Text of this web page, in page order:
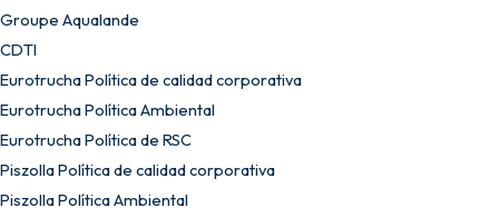
Groupe Aqualande
CDTI
Eurotrucha Política de calidad corporativa
Eurotrucha Política Ambiental
Eurotrucha Política de RSC
Piszolla Política de calidad corporativa
Piszolla Política Ambiental